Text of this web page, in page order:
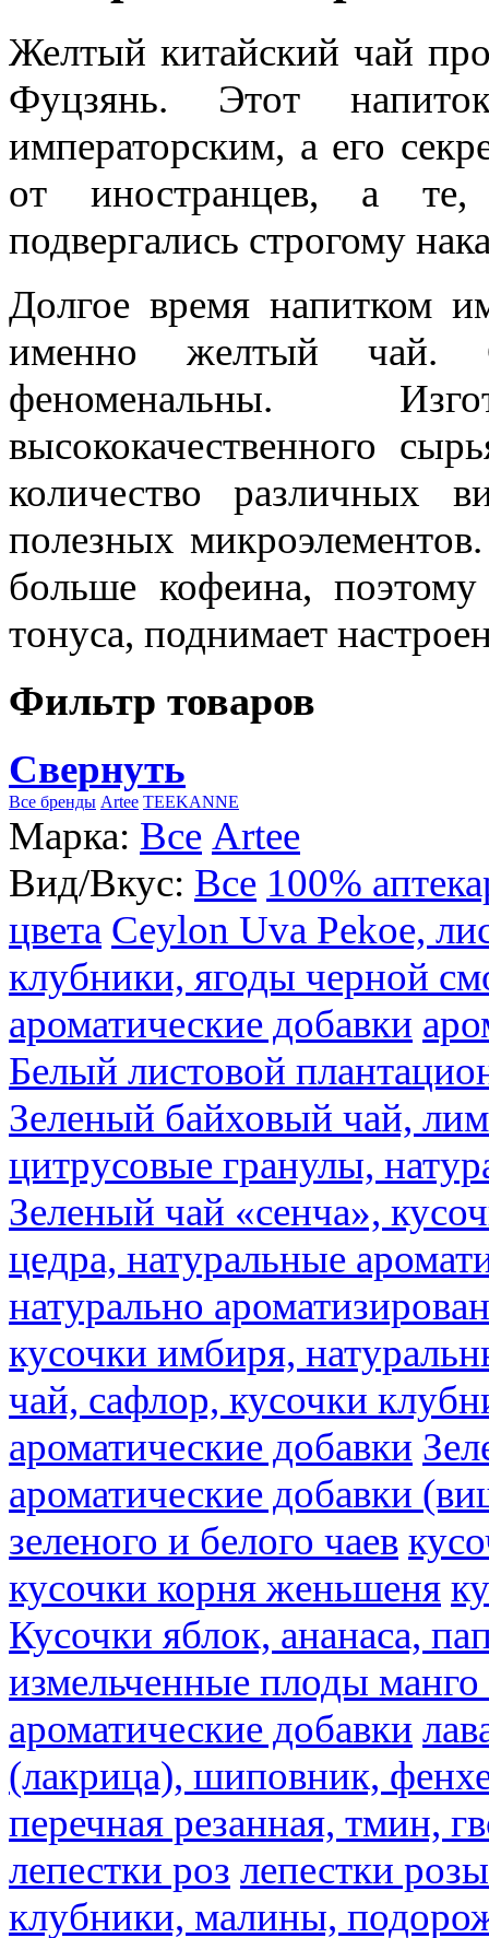
Желтый китайский чай
Фуцзянь. Этот
императорским, а его
от иностранцев, а
подвергались строгому
Долгое время напитком
именно желтый чай.
феноменальны.
высококачественного
количество различных
полезных
больше кофеина,
тонуса, поднимает
Фильтр товаров
Свернуть
Все бренды Artee TEEKANNE
Марка: Все Artee
Вид/Вкус: Все 100%
цвета Ceylon Uva Pekoe,
клубники, ягоды черной
ароматические добавки
Белый листовой
Зеленый байховый чай,
цитрусовые гранулы,
Зеленый чай «сенча»,
цедра, натуральные
натурально
кусочки имбиря,
чай, сафлор, кусочки
ароматические добавки
ароматические добавки
зеленого и белого чаев
кусочки корня женьшеня
Кусочки яблок, ананаса,
измельченные плоды
ароматические добавки
(лакрица), шиповник,
перечная резанная, тмин,
лепестки роз лепестки розы
клубники, малины,